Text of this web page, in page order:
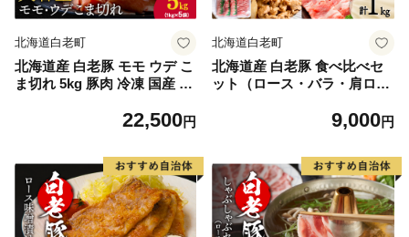
北海道白老町
北海道産 白老豚 モモ ウデ こ
ま切れ 5kg 豚肉 冷凍 国産 ス
22,500円
北海道白老町
北海道産 白老豚 食べ比べセ
ット（ロース・バラ・肩ロー
9,000円